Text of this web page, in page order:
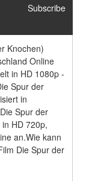
Subscribe
Knochen)
Online
in HD 1080p -
Spur der
in
Spur der
HD 720p,
an.Wie kann
Die Spur der